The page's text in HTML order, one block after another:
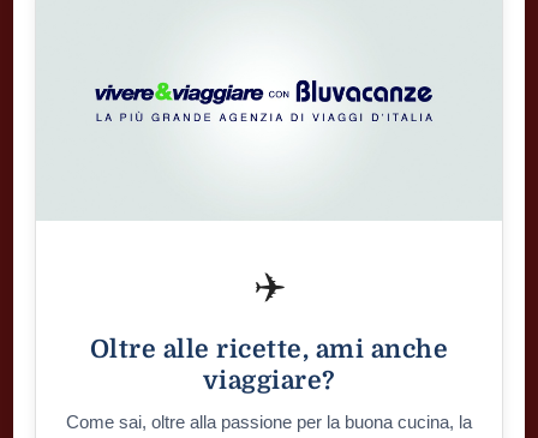
✈️
Oltre alle ricette, ami anche
viaggiare?
Come sai, oltre alla passione per la buona cucina, la